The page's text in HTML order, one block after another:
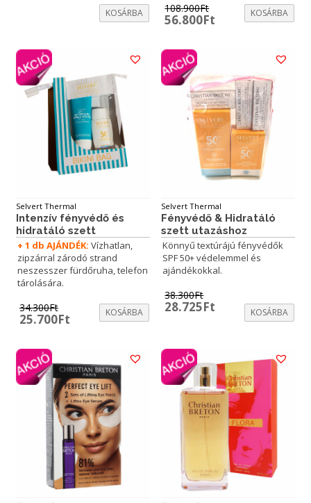
KOSÁRBA 108.900Ft
Original
108.900Ft.
56.800Ft CurrentKOSÁRBA
Selvert Thermal
Intenzív fényvédő és
hidratáló szett
+ 1 db AJÁNDÉK: Vízhatlan,
zipzárral zárodó strand
neszesszer fürdőruha, telefon
tárolására.
34.300Ft
Original
34.300Ft.
25.700FtCurrentKOSÁRBA
Selvert Thermal
Fényvédő & Hidratáló
szett utazáshoz
Könnyű textúrájú fényvédők
SPF 50+ védelemmel és
ajándékokkal.
38.300Ft
Original
28.725Ft CurrentKOSÁRBA